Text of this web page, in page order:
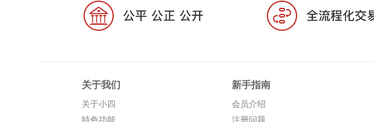
关于我们
关于小四
特色功能
新手指南
会员介绍
注册问题